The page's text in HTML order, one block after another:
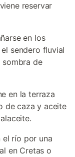
reservar
en los
sendero fluvial
sombra de
en la terraza
de caza y aceite
el río por una
en Cretas o